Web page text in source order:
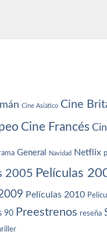
Cine Asiático Cine
Cine Francés
General Navidad Netflix
2005 Películas
Películas 2010
90 Preestrenos reseña